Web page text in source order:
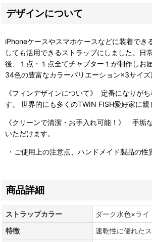
デザインについて
iPhoneケースやスマホケースなどに装着で
しても活用できるストラップにしました。
後、１点・１点全てチャプター１が制作しお
34色の豊富なカラーバリエーション×3サイ
《フィンデザインについて》 定番になりが
す。 世界的にも多くのTWIN FISH愛好家に親
《クリーンで清潔・お手入れ可能！》 手垢
いただけます。
・ご使用上の注意点、ハンドメイド製品の性
商品詳細
ストラップカラー
ダーク水色×ラ
特徴
速乾性に優れた